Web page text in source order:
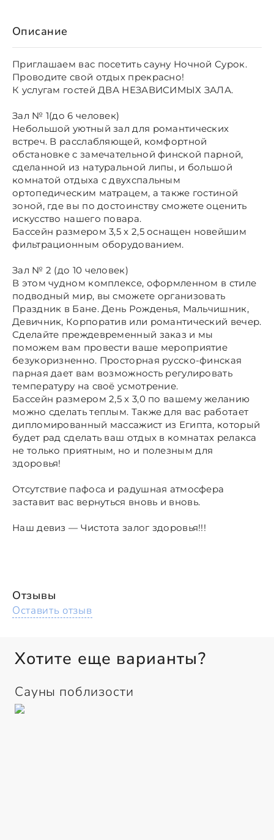
Описание
Приглашаем вас посетить сауну Ночной Сурок.
Проводите свой отдых прекрасно!
К услугам гостей ДВА НЕЗАВИСИМЫХ ЗАЛА.
Зал № 1(до 6 человек)
Небольшой уютный зал для романтических
встреч. В расслабляющей, комфортной
обстановке с замечательной финской парной,
сделанной из натуральной липы, и большой
комнатой отдыха с двухспальным
ортопедическим матрацем, а также гостиной
зоной, где вы по достоинству сможете оценить
искусство нашего повара.
Бассейн размером 3,5 x 2,5 оснащен новейшим
фильтрационным оборудованием.
Зал № 2 (до 10 человек)
В этом чудном комплексе, оформленном в стиле
подводный мир, вы сможете организовать
Праздник в Бане. День Рожденья, Мальчишник,
Девичник, Корпоратив или романтический вечер.
Сделайте преждевременный заказ и мы
поможем вам провести ваше мероприятие
безукоризненно. Просторная русско-финская
парная дает вам возможность регулировать
температуру на своё усмотрение.
Бассейн размером 2,5 x 3,0 по вашему желанию
можно сделать теплым. Также для вас работает
дипломированный массажист из Египта, который
будет рад сделать ваш отдых в комнатах релакса
не только приятным, но и полезным для
здоровья!
Отсутствие пафоса и радушная атмосфера
заставит вас вернуться вновь и вновь.
Наш девиз — Чистота залог здоровья!!!
Отзывы
Оставить отзыв
Хотите еще варианты?
Сауны поблизости